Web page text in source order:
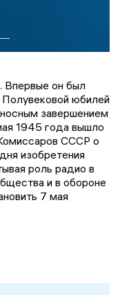
Впервые он был
юбилей
завершением
1945 года вышло
СССР о
изобретения
роль радио в
и в обороне
7 мая